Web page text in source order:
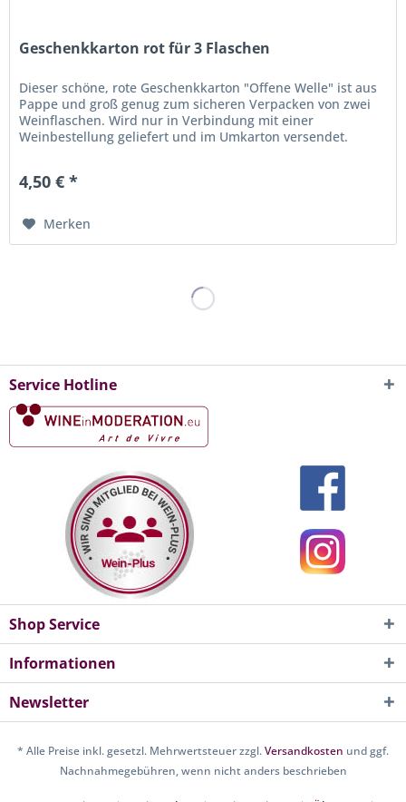
Geschenkkarton rot für 3 Flaschen
Dieser schöne, rote Geschenkkarton "Offene Welle" ist aus
Pappe und groß genug zum sicheren Verpacken von zwei
Weinflaschen. Wird nur in Verbindung mit einer
Weinbestellung geliefert und im Umkarton versendet.
4,50 € *
Merken
Service Hotline
Shop Service
Informationen
Newsletter
* Alle Preise inkl. gesetzl. Mehrwertsteuer zzgl.Versandkosten und ggf.
Nachnahmegebühren, wenn nicht anders beschrieben